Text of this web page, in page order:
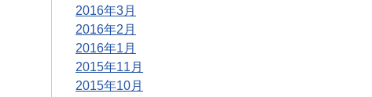
2016年3月
2016年2月
2016年1月
2015年11月
2015年10月